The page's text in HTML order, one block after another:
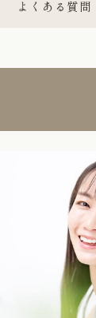
よくある質問